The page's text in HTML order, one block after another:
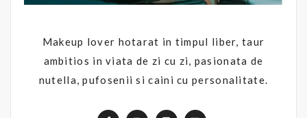
Makeup lover hotarat in timpul liber, taur
ambitios in viata de zi cu zi, pasionata de
nutella, pufosenii si caini cu personalitate.